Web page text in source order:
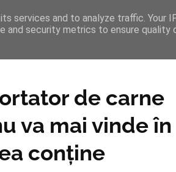
BLOGGER TIPOGRAPHY
de carne
va mai vinde în
conține
services and to analyze traffic. Your
and security metrics to ensure quality